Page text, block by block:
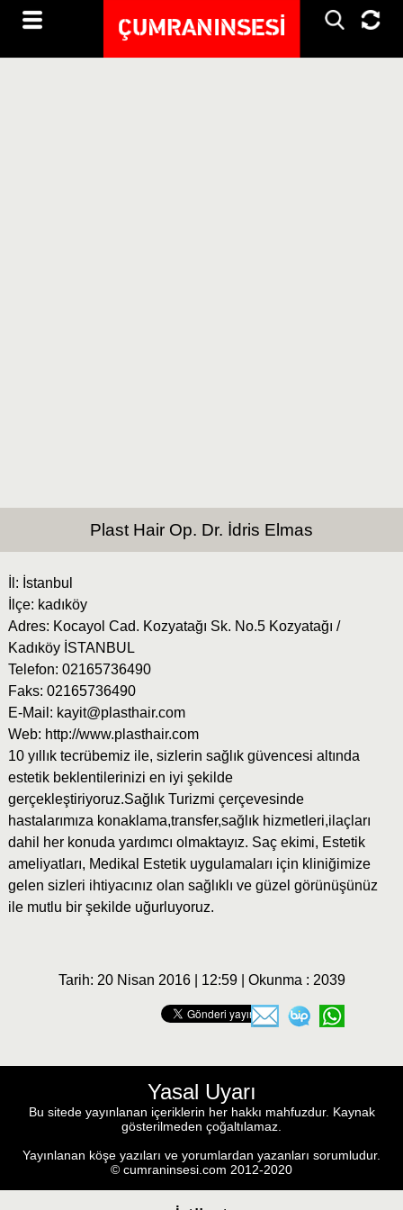
Plast Hair Op. Dr. İdris Elmas
İl: İstanbul
İlçe: kadıköy
Adres: Kocayol Cad. Kozyatağı Sk. No.5 Kozyatağı /
Kadıköy İSTANBUL
Telefon: 02165736490
Faks: 02165736490
E-Mail: kayit@plasthair.com
Web: http://www.plasthair.com
10 yıllık tecrübemiz ile, sizlerin sağlık güvencesi altında
estetik beklentilerinizi en iyi şekilde
gerçekleştiriyoruz.Sağlık Turizmi çerçevesinde
hastalarımıza konaklama,transfer,sağlık hizmetleri,ilaçları
dahil her konuda yardımcı olmaktayız. Saç ekimi, Estetik
ameliyatları, Medikal Estetik uygulamaları için kliniğimize
gelen sizleri ihtiyacınız olan sağlıklı ve güzel görünüşünüz
ile mutlu bir şekilde uğurluyoruz.
Tarih: 20 Nisan 2016 | 12:59 | Okunma : 2039
Yasal Uyarı
Bu sitede yayınlanan içeriklerin her hakkı mahfuzdur. Kaynak
gösterilmeden çoğaltılamaz.
Yayınlanan köşe yazıları ve yorumlardan yazanları sorumludur.
© cumraninsesi.com 2012-2020